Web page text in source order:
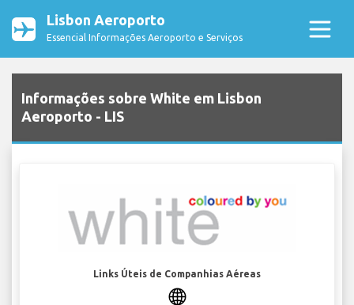
Lisbon Aeroporto
Essencial Informações Aeroporto e Serviços
Informações sobre White em Lisbon
Aeroporto - LIS
Links Úteis de Companhias Aéreas